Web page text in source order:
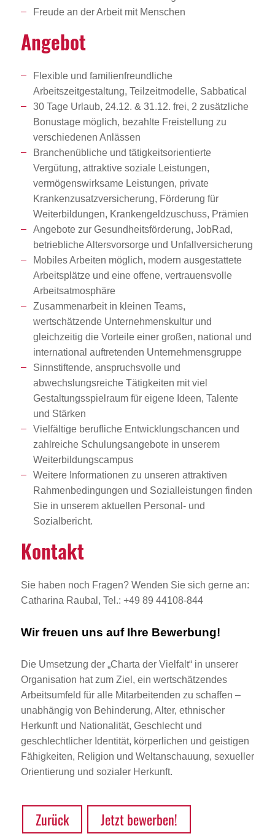
Freude an der Arbeit mit Menschen
Angebot
Flexible und familienfreundliche
Arbeitszeitgestaltung, Teilzeitmodelle, Sabbatical
30 Tage Urlaub, 24.12. & 31.12. frei, 2 zusätzliche
Bonustage möglich, bezahlte Freistellung zu
verschiedenen Anlässen
Branchenübliche und tätigkeitsorientierte
Vergütung, attraktive soziale Leistungen,
vermögenswirksame Leistungen, private
Krankenzusatzversicherung, Förderung für
Weiterbildungen, Krankengeldzuschuss, Prämien
Angebote zur Gesundheitsförderung, JobRad,
betriebliche Altersvorsorge und Unfallversicherung
Mobiles Arbeiten möglich, modern ausgestattete
Arbeitsplätze und eine offene, vertrauensvolle
Arbeitsatmosphäre
Zusammenarbeit in kleinen Teams,
wertschätzende Unternehmenskultur und
gleichzeitig die Vorteile einer großen, national und
international auftretenden Unternehmensgruppe
Sinnstiftende, anspruchsvolle und
abwechslungsreiche Tätigkeiten mit viel
Gestaltungsspielraum für eigene Ideen, Talente
und Stärken
Vielfältige berufliche Entwicklungschancen und
zahlreiche Schulungsangebote in unserem
Weiterbildungscampus
Weitere Informationen zu unseren attraktiven
Rahmenbedingungen und Sozialleistungen finden
Sie in unserem aktuellen Personal- und
Sozialbericht.
Kontakt
Sie haben noch Fragen? Wenden Sie sich gerne an:
Catharina Raubal, Tel.: +49 89 44108-844
Wir freuen uns auf Ihre Bewerbung!
Die Umsetzung der „Charta der Vielfalt“ in unserer
Organisation hat zum Ziel, ein wertschätzendes
Arbeitsumfeld für alle Mitarbeitenden zu schaffen –
unabhängig von Behinderung, Alter, ethnischer
Herkunft und Nationalität, Geschlecht und
geschlechtlicher Identität, körperlichen und geistigen
Fähigkeiten, Religion und Weltanschauung, sexueller
Orientierung und sozialer Herkunft.
Zurück Jetzt bewerben!